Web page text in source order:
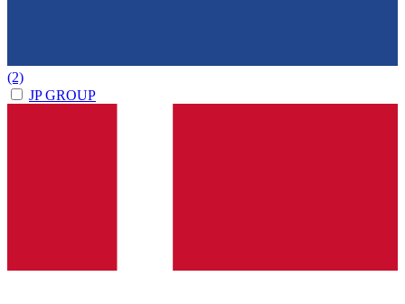
(2)
JP GROUP